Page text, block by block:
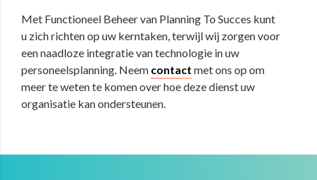
Met Functioneel Beheer van Planning To Succes kunt
u zich richten op uw kerntaken, terwijl wij zorgen voor
een naadloze integratie van technologie in uw
personeelsplanning. Neem contact met ons op om
meer te weten te komen over hoe deze dienst uw
organisatie kan ondersteunen.